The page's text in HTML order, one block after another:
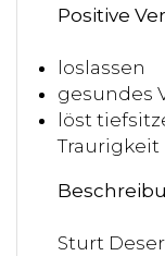
Positive
loslassen
gesundes
löst
Traurigkeit
Sturt